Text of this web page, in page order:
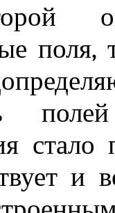
полей
стало
и